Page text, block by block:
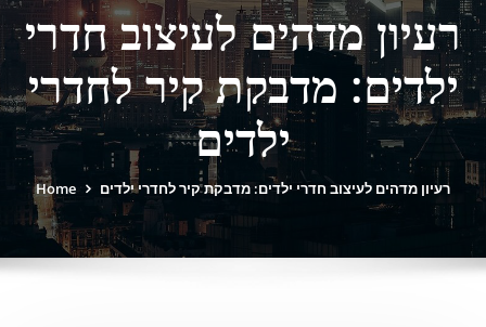
רעיון מדהים לעיצוב חדרי
ילדים: מדבקת קיר לחדרי
ילדים
Home רעיון מדהים לעיצוב חדרי ילדים: מדבקת קיר לחדרי ילדים